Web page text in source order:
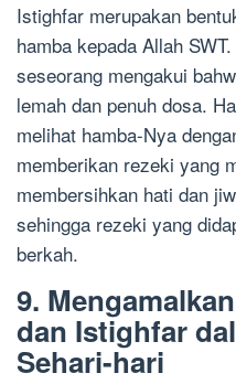
Istighfar merupakan
hamba kepada Allah
seseorang mengakui
lemah dan penuh dosa.
melihat hamba-Nya
memberikan rezeki yang
membersihkan hati dan
sehingga rezeki yang
berkah.
9.
dan Istighfar
Sehari-hari